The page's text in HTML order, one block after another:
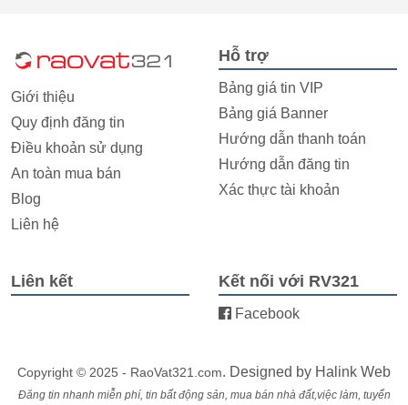
Giới thiệu
Quy định đăng tin
Điều khoản sử dụng
An toàn mua bán
Blog
Liên hệ
Hỗ trợ
Bảng giá tin VIP
Bảng giá Banner
Hướng dẫn thanh toán
Hướng dẫn đăng tin
Xác thực tài khoản
Liên kết Kết nối với RV321
Facebook
Copyright © 2025 - RaoVat321.com. Designed by Halink Web
Đăng tin nhanh miễn phí, tin bất động sản, mua bán nhà đất,việc làm, tuyển